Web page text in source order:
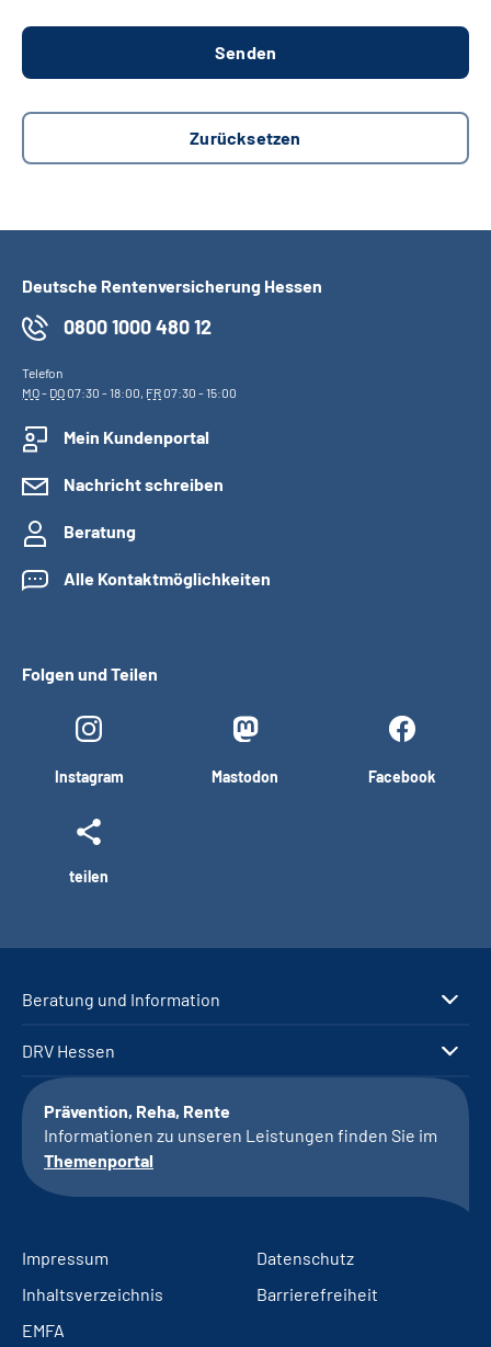
Deutsche Rentenversicherung Hessen
0800 1000 480 12
Telefon
MO- DO07:30 - 18:00, FR07:30 - 15:00
Mein Kundenportal
Nachricht schreiben
Beratung
Alle Kontaktmöglichkeiten
Folgen und Teilen
Instagram Mastodon Facebook
teilen
Beratung und Information
DRV Hessen
Prävention, Reha, Rente
Informationen zu unseren Leistungen finden Sie im
Themenportal
Impressum
Datenschutz
Inhaltsverzeichnis
Barrierefreiheit
EMFA